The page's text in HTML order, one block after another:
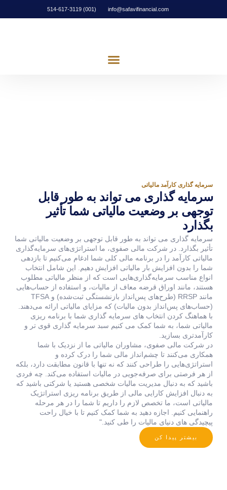
info@safavifinancial.com
(001) 514-617-3119
سرمایه گذاری کارآمد مالیاتی
سرمایه گذاری می تواند به طور قابل
توجهی بر وضعیت مالیاتی شما تأثیر
بگذارد
سرمایه گذاری می تواند به طور قابل توجهی بر وضعیت مالیاتی شما
تأثیر بگذارد. در شرکت مالی صفوی، ما استراتژی‌های سرمایه‌گذاری
مالیاتی کارآمد را در برنامه مالی کلی شما ادغام می‌کنیم تا بازدهی
شما را بدون افزایش بار مالیاتی افزایش دهیم. این شامل انتخاب
انواع مناسب سرمایه‌گذاری‌هایی است که از منظر مالیاتی مطلوب
هستند، مانند اوراق قرضه معاف از مالیات، و استفاده از حساب‌هایی
مانند RRSP (طرح‌های پس‌انداز بازنشستگی ثبت‌شده) و TFSA
(حساب‌های پس‌انداز بدون مالیات) که مزایای مالیاتی ارائه می‌دهند.
با هماهنگ کردن انتخاب های سرمایه گذاری شما با برنامه ریزی
مالیاتی شما، به شما کمک می کنیم سبد سرمایه گذاری قوی تر و
کارآمدتری بسازید.
در شرکت مالی صفوی، مشاوران مالیاتی ما از نزدیک با شما
همکاری می‌کنند تا چشم‌انداز مالی شما را درک کرده و
استراتژی‌هایی را طراحی کنند که نه تنها با قانون مطابقت دارد، بلکه
از هر فرصتی برای صرفه‌جویی در مالیات استفاده می‌کند. چه فردی
باشید که به دنبال مدیریت مالیات شخصی هستید یا شرکتی باشید که
به دنبال افزایش کارایی مالی از طریق برنامه ریزی استراتژیک
مالیاتی است، ما تخصص لازم را داریم تا شما را در هر مرحله
راهنمایی کنیم. اجازه دهید به شما کمک کنیم تا با خیال راحت
پیچیدگی های دنیای مالیات را طی کنید."
بیشتر پیدا کن